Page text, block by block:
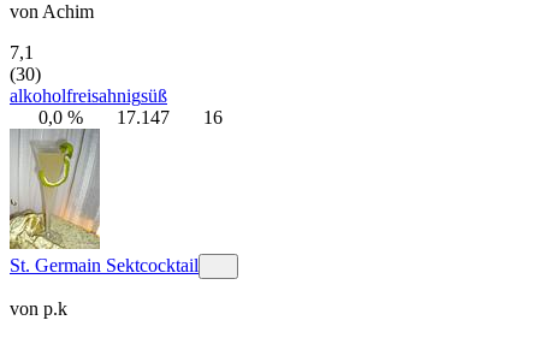
von Achim
7,1
(30)
alkoholfreisahnigsüß
0,0 %
17.147 16
St. Germain Sektcocktail
von p.k